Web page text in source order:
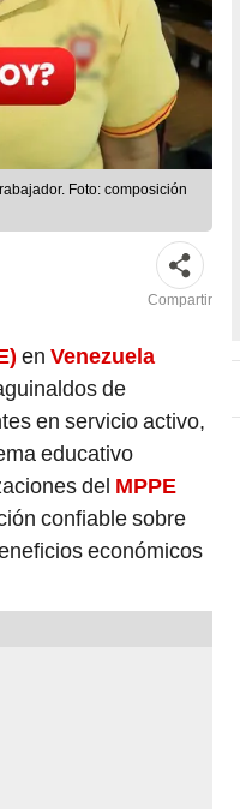
Foto: composición
Compartir
en Venezuela
de
en servicio activo,
educativo
del MPPE
confiable sobre
económicos